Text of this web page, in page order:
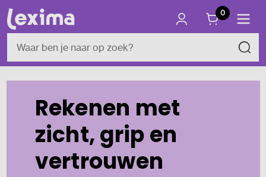
0
Rekenen met
zicht, grip en
vertrouwen